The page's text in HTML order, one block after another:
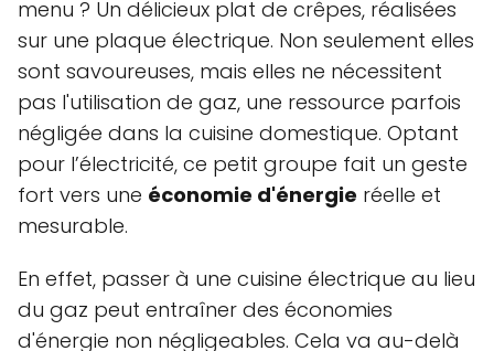
menu ? Un délicieux plat de crêpes, réalisées
sur une plaque électrique. Non seulement elles
sont savoureuses, mais elles ne nécessitent
pas l'utilisation de gaz, une ressource parfois
négligée dans la cuisine domestique. Optant
pour l’électricité, ce petit groupe fait un geste
fort vers une économie d'énergie réelle et
mesurable.
En effet, passer à une cuisine électrique au lieu
du gaz peut entraîner des économies
d'énergie non négligeables. Cela va au-delà